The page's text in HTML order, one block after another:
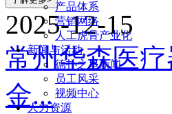
产品体系
营销网络
人工虎骨产业化
新闻与活动
德扑之星新闻
员工风采
视频中心
人力资源
2025-12-15
常州华森医
金...